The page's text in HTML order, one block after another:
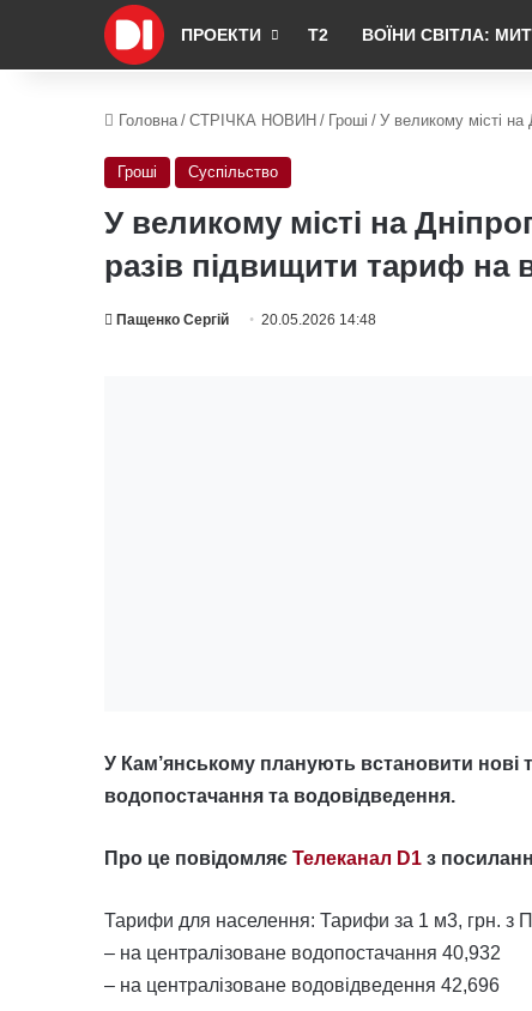
ПРОЕКТИ Т2 ВОЇНИ СВІТЛА:
Головна / СТРІЧКА НОВИН / Гроші / У великому місті на
Гроші Суспільство
У великому місті на
разів підвищити тариф на
Пащенко Сергій 20.05.2026 14:48
У Кам’янському планують встановити нові
водопостачання та водовідведення.
Про це повідомляє Телеканал D1 з
Тарифи для населення: Тарифи за 1 м3, грн. з
– на централізоване водопостачання 40,932
– на централізоване водовідведення 42,696